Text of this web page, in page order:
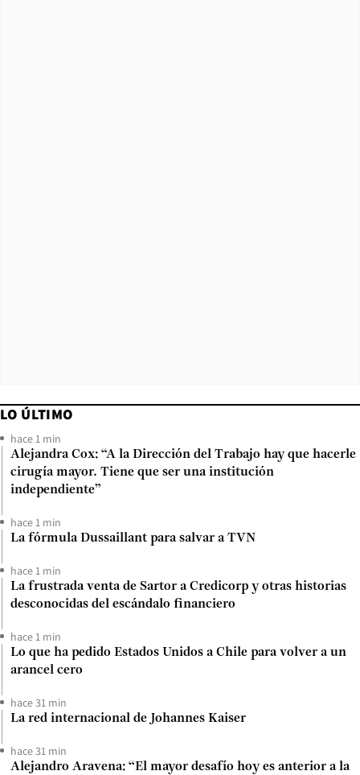
LO ÚLTIMO
hace 1 min
Alejandra Cox: “A la Dirección del Trabajo hay que hacerle
cirugía mayor. Tiene que ser una institución
independiente”
hace 1 min
La fórmula Dussaillant para salvar a TVN
hace 1 min
La frustrada venta de Sartor a Credicorp y otras historias
desconocidas del escándalo financiero
hace 1 min
Lo que ha pedido Estados Unidos a Chile para volver a un
arancel cero
hace 31 min
La red internacional de Johannes Kaiser
hace 31 min
Alejandro Aravena: “El mayor desafío hoy es anterior a la